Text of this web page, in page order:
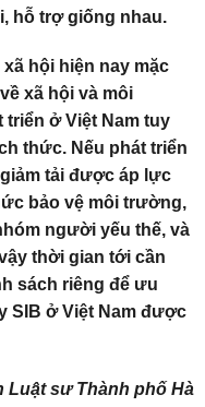
hỗ trợ giống nhau.
hội hiện nay mặc
xã hội và môi
ở Việt Nam tuy
thức. Nếu phát triển
tải được áp lực
bảo vệ môi trường,
người yếu thế, và
thời gian tới cần
sách riêng để ưu
SIB ở Việt Nam được
Luật sư Thành phố Hà